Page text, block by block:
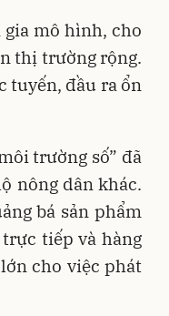
mô hình, cho
thị trường rộng.
tuyến, đầu ra ổn
trường số” đã
nông dân khác.
bá sản phẩm
tiếp và hàng
cho việc phát